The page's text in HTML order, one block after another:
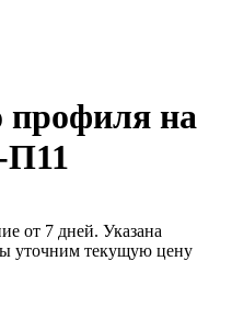
профиля на
от 7 дней. Указана
уточним текущую цену